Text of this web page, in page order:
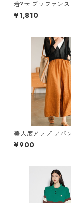
着?せ ブッファン
ったりトップス m-
¥1,810
美人度アップ アバ
ワイドパンツ m-592
¥900